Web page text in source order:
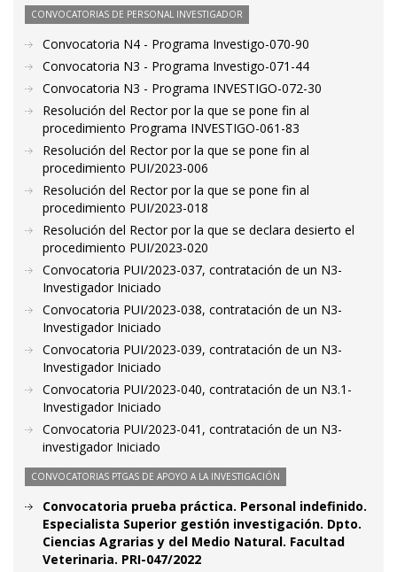
CONVOCATORIAS DE PERSONAL INVESTIGADOR
Convocatoria N4 - Programa Investigo-070-90
Convocatoria N3 - Programa Investigo-071-44
Convocatoria N3 - Programa INVESTIGO-072-30
Resolución del Rector por la que se pone fin al
procedimiento Programa INVESTIGO-061-83
Resolución del Rector por la que se pone fin al
procedimiento PUI/2023-006
Resolución del Rector por la que se pone fin al
procedimiento PUI/2023-018
Resolución del Rector por la que se declara desierto el
procedimiento PUI/2023-020
Convocatoria PUI/2023-037, contratación de un N3-
Investigador Iniciado
Convocatoria PUI/2023-038, contratación de un N3-
Investigador Iniciado
Convocatoria PUI/2023-039, contratación de un N3-
Investigador Iniciado
Convocatoria PUI/2023-040, contratación de un N3.1-
Investigador Iniciado
Convocatoria PUI/2023-041, contratación de un N3-
investigador Iniciado
CONVOCATORIAS PTGAS DE APOYO A LA INVESTIGACIÓN
Convocatoria prueba práctica. Personal indefinido.
Especialista Superior gestión investigación. Dpto.
Ciencias Agrarias y del Medio Natural. Facultad
Veterinaria. PRI-047/2022